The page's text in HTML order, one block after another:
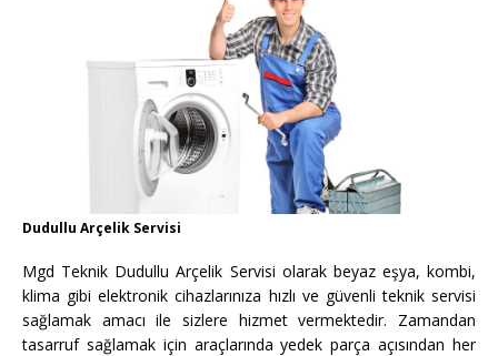
Dudullu Arçelik Servisi
Mgd Teknik Dudullu Arçelik Servisi olarak beyaz eşya, kombi,
klima gibi elektronik cihazlarınıza hızlı ve güvenli teknik servisi
sağlamak amacı ile sizlere hizmet vermektedir. Zamandan
tasarruf sağlamak için araçlarında yedek parça açısından her